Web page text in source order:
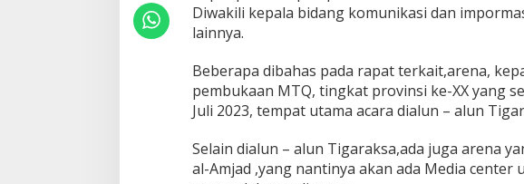
a
n
g
r
a
n
S
i
a
Diwakili kepala bidang komunikasi dan
lainnya.
Beberapa dibahas pada rapat terkait,arena,
pembukaan MTQ, tingkat provinsi ke-XX yang
Juli 2023, tempat utama acara dialun – alun
Selain dialun – alun Tigaraksa,ada juga arena
al-Amjad ,yang nantinya akan ada Media center